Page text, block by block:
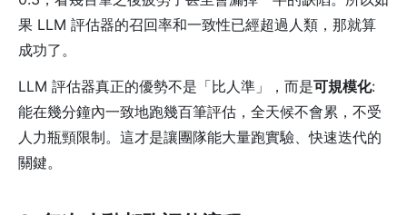
果 LLM 評估器的召回率和一致性已經超過人類，那就算
成功了。
LLM 評估器真正的優勢不是「比人準」，而是可規模化:
能在幾分鐘內一致地跑幾百筆評估，全天候不會累，不受
人力瓶頸限制。這才是讓團隊能大量跑實驗、快速迭代的
關鍵。